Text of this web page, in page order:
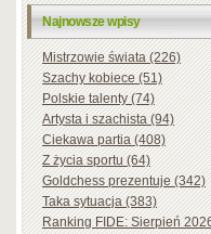
Najnowsze wpisy
Mistrzowie świata (226)
Szachy kobiece (51)
Polskie talenty (74)
Artysta i szachista (94)
Ciekawa partia (408)
Z życia sportu (64)
Goldchess prezentuje (342)
Taka sytuacja (383)
Ranking FIDE: Sierpień